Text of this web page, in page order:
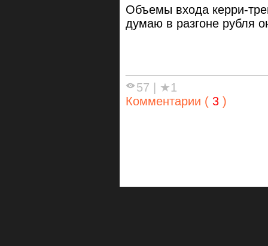
Объемы входа керри-
думаю в разгоне рубля
57 | ★1
Комментарии ( 3 )